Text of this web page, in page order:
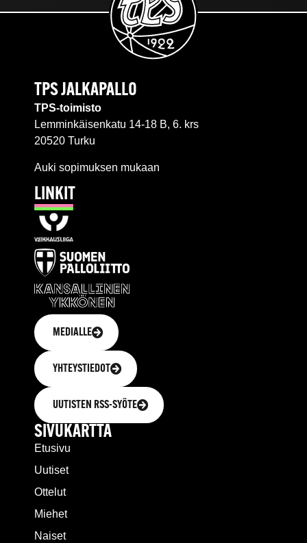
TPS JALKAPALLO
TPS-toimisto
Lemminkäisenkatu 14-18 B, 6. krs
20520 Turku
Auki sopimuksen mukaan
LINKIT
MEDIALLE
YHTEYSTIEDOT
UUTISTEN RSS-SYÖTE
SIVUKARTTA
Etusivu
Uutiset
Ottelut
Miehet
Naiset